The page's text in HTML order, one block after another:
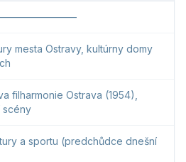
mesta Ostravy, kultúrny domy
filharmonie Ostrava (1954),
scény
a sportu (predchůdce dnešní